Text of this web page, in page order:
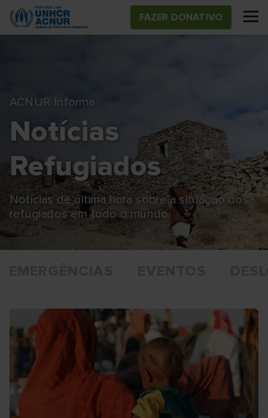
Skip
main
FAZER DONATIVO
ACNUR Informa
Notícias
Refugiados
Notícias de última hora sobre a situação dos
refugiados em todo o mundo